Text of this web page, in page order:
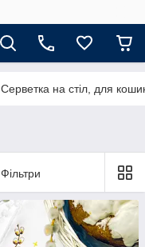
Серветка на стіл, для
Фільтри